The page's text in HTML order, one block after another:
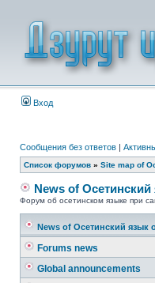
Вход
Сообщения без ответов |
Список форумов » Site map of
News of
Форум об осетинском языке при
News of Осетинский язык
Forums news
Global announcements